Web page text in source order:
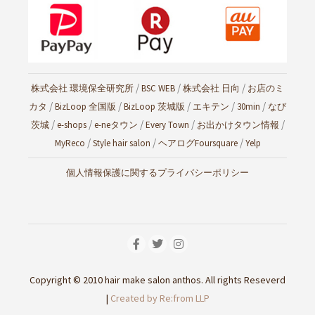
株式会社 環境保全研究所 /BSC WEB /株式会社 日向 / お店のミ
カタ /BizLoop 全国版 /BizLoop 茨城版 / エキテン / 30min / なび
茨城/e-shops/e-neタウン /Every Town / お出かけタウン情報 /
MyReco /Style hair salon /ヘアログFoursquare/Yelp
個人情報保護に関するプライバシーポリシー
Copyright © 2010 hair make salon anthos. All rights Reseverd
| Created by Re:from LLP